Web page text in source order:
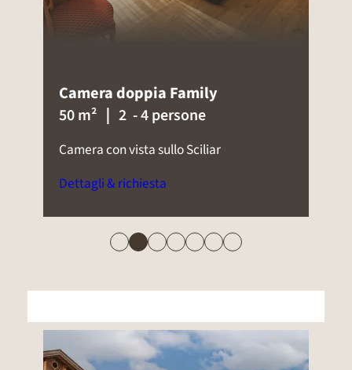
Camera doppia Comfort
30 m² ｜ 2 - 4 persone
Accogliente camera con panorama su